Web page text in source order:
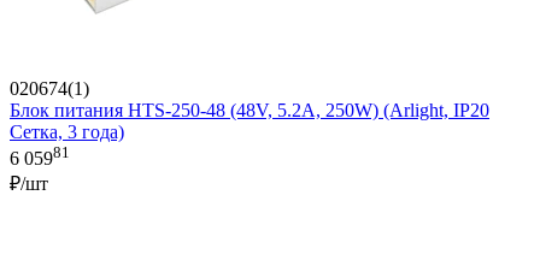
020674(1)
Блок питания HTS-250-48 (48V, 5.2A, 250W) (Arlight, IP20
Сетка, 3 года)
6 05981
₽/шт